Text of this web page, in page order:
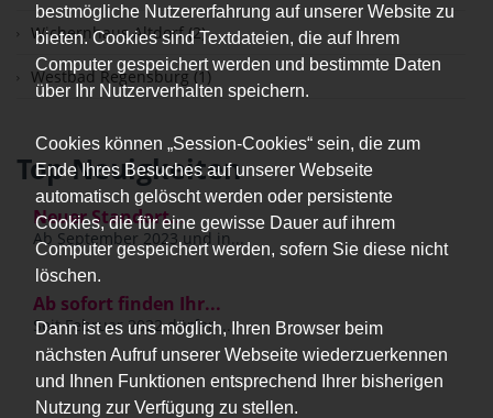
bestmögliche Nutzererfahrung auf unserer Website zu
bieten. Cookies sind Textdateien, die auf Ihrem
Computer gespeichert werden und bestimmte Daten
über Ihr Nutzerverhalten speichern.
Cookies können „Session-Cookies“ sein, die zum
Ende Ihres Besuches auf unserer Webseite
automatisch gelöscht werden oder persistente
Cookies, die für eine gewisse Dauer auf ihrem
Computer gespeichert werden, sofern Sie diese nicht
löschen.
Dann ist es uns möglich, Ihren Browser beim
nächsten Aufruf unserer Webseite wiederzuerkennen
und Ihnen Funktionen entsprechend Ihrer bisherigen
Nutzung zur Verfügung zu stellen.
Wichernhaus Altdorf (2)
Westbad Regensburg (1)
Top Neuigkeiten
Neuer Standort...
Ab September 2023 und in...
Ab sofort finden Ihr...
Seit Februar 2022 dürfen...